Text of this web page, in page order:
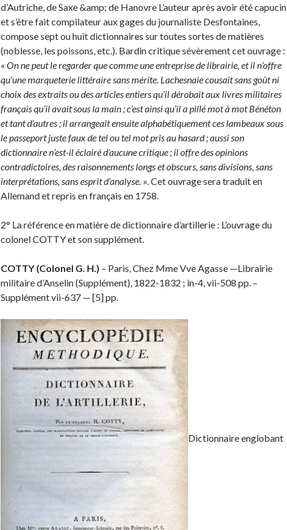
d’Autriche, de Saxe &amp; de Hanovre L’auteur après avoir été capucin
et s’être fait compilateur aux gages du journaliste Desfontaines,
compose sept ou huit dictionnaires sur toutes sortes de matières
(noblesse, les poissons, etc.). Bardin critique sévèrement cet ouvrage :
« On ne peut le regarder que comme une entreprise de librairie, et il n’offre
qu’une marqueterie littéraire sans mérite. Lachesnaie cousait sans goût ni
choix des extraits ou des articles entiers qu’il dérobait aux livres militaires
français qu’il avait sous la main ; c’est ainsi qu’il a pillé mot à mot Bénéton
et tant d’autres ; il arrangeait ensuite alphabétiquement ces lambeaux sous
le passeport juste faux de tel ou tel mot pris au hasard ; aussi son
dictionnaire n’est-il éclairé d’aucune critique ; il offre des opinions
contradictoires, des raisonnements longs et obscurs, sans divisions, sans
interprétations, sans esprit d’analyse. ». Cet ouvrage sera traduit en
Allemand et repris en français en 1758.
2° La référence en matière de dictionnaire d’artillerie : L’ouvrage du
colonel COTTY et son supplément.
COTTY (Colonel G. H.) – Paris, Chez Mme Vve Agasse —Librairie
militaire d’Anselin (Supplément), 1822-1832 ; in-4, vii-508 pp. –
Supplément vii-637 — [5] pp.
Dictionnaire englobant